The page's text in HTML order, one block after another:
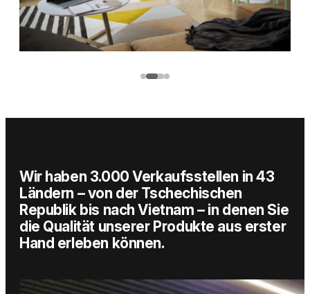
Wir haben 3.000 Verkaufsstellen in 43
Ländern – von der Tschechischen
Republik bis nach Vietnam – in denen Sie
die Qualität unserer Produkte aus erster
Hand erleben können.